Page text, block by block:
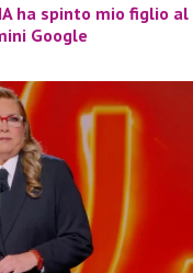
ha spinto mio figlio
Google